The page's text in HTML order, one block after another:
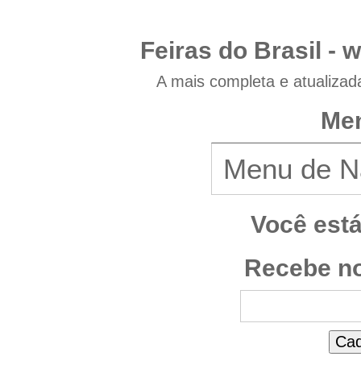
Feiras do Brasil -
A mais completa e
Você
Recebe